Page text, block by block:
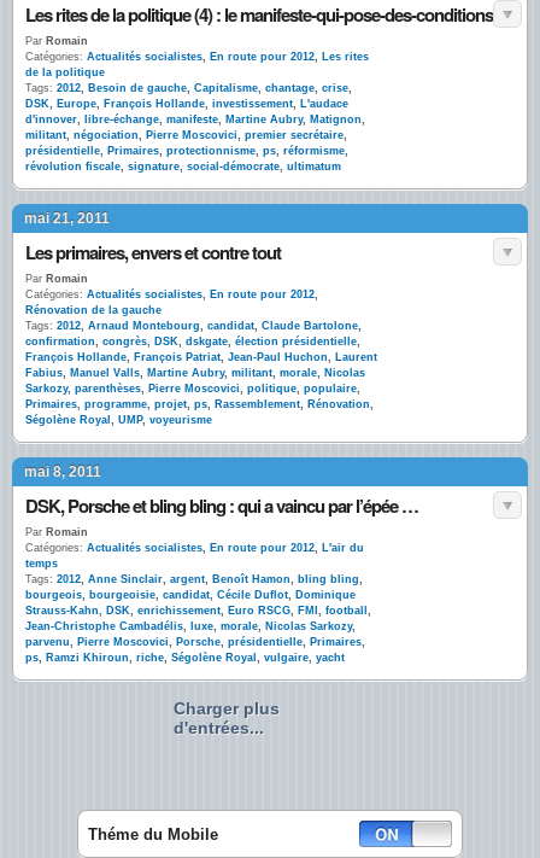
Les rites de la politique (4) : le manifeste-qui-pose-des-conditions
Par Romain
Catégories: Actualités socialistes, En route pour 2012, Les rites
de la politique
Tags: 2012, Besoin de gauche, Capitalisme, chantage, crise,
DSK, Europe, François Hollande, investissement, L'audace
d'innover, libre-échange, manifeste, Martine Aubry, Matignon,
militant, négociation, Pierre Moscovici, premier secrétaire,
présidentielle, Primaires, protectionnisme, ps, réformisme,
révolution fiscale, signature, social-démocrate, ultimatum
mai 21, 2011
Les primaires, envers et contre tout
Par Romain
Catégories: Actualités socialistes, En route pour 2012,
Rénovation de la gauche
Tags: 2012, Arnaud Montebourg, candidat, Claude Bartolone,
confirmation, congrès, DSK, dskgate, élection présidentielle,
François Hollande, François Patriat, Jean-Paul Huchon, Laurent
Fabius, Manuel Valls, Martine Aubry, militant, morale, Nicolas
Sarkozy, parenthèses, Pierre Moscovici, politique, populaire,
Primaires, programme, projet, ps, Rassemblement, Rénovation,
Ségolène Royal , UMP, voyeurisme
mai 8, 2011
DSK, Porsche et bling bling : qui a vaincu par l’épée …
Par Romain
Catégories: Actualités socialistes, En route pour 2012, L'air du
temps
Tags: 2012, Anne Sinclair, argent, Benoît Hamon, bling bling,
bourgeois, bourgeoisie, candidat, Cécile Duflot, Dominique
Strauss-Kahn, DSK, enrichissement, Euro RSCG, FMI , football ,
Jean-Christophe Cambadélis, luxe, morale, Nicolas Sarkozy,
parvenu, Pierre Moscovici, Porsche, présidentielle, Primaires,
ps, Ramzi Khiroun, riche, Ségolène Royal , vulgaire, yacht
Charger plus
d'entrées...
Théme du Mobile